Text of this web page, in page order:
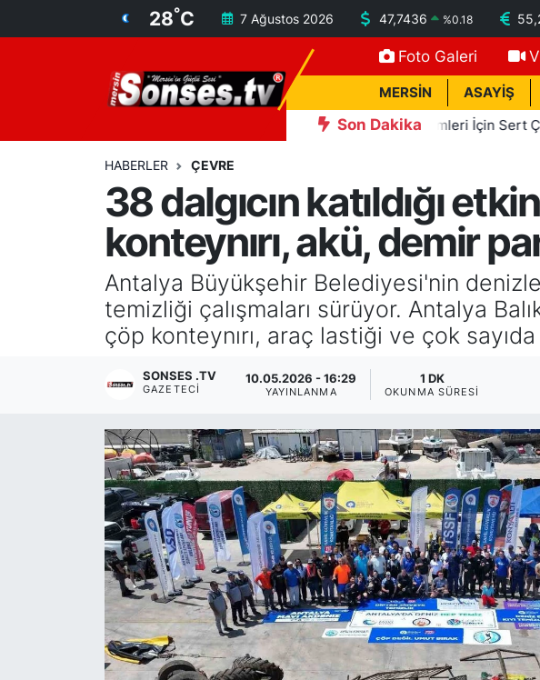
28°C 7 Ağustos 2026 47,7436 %0.18
Foto Galeri
MERSİN ASAYİŞ
Son Dakika
Hacı Sarıdoğan'dan MTSO Seçimleri İçin Sert Çıkış
HABERLER ÇEVRE
38 dalgıcın katıldığı
konteynırı, akü, demir
Antalya Büyükşehir Belediyesi'nin
temizliği çalışmaları sürüyor. Antalya
çöp konteynırı, araç lastiği ve çok sayıda
SONSES .TV
GAZETECI
10.05.2026 - 16:29
YAYINLANMA
1 DK
OKUNMA SÜRESI
MERSİN
GÜNÜN MANŞETİ
DÜNYA
KÜLTÜR - SANAT
MAGAZİN
Siyaset
YEREL HABER
Haberde insan
Tanıtım
Mersin Nöbetçi Eczaneler
Mersin Namaz Vakitleri
Mersin Trafik Yoğunluk Haritası
Süper Lig Puan Durumu ve Fikstür
Tüm Manşetler
Son Dakika Haberleri
Haber Arşivi